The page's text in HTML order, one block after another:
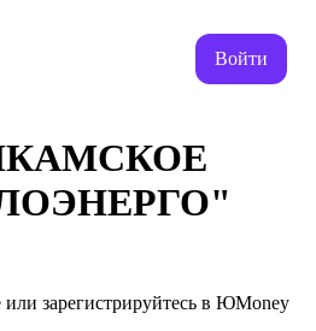
Войти
или зарегистрируйтесь в ЮMoney